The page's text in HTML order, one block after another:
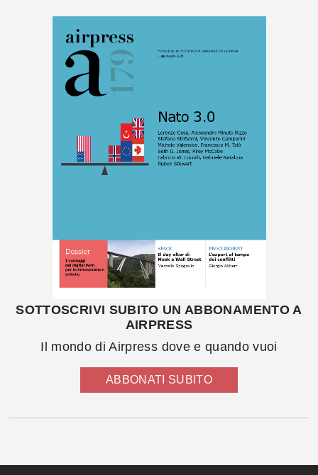
SOTTOSCRIVI SUBITO UN ABBONAMENTO A
AIRPRESS
Il mondo di Airpress dove e quando vuoi
ABBONATI SUBITO